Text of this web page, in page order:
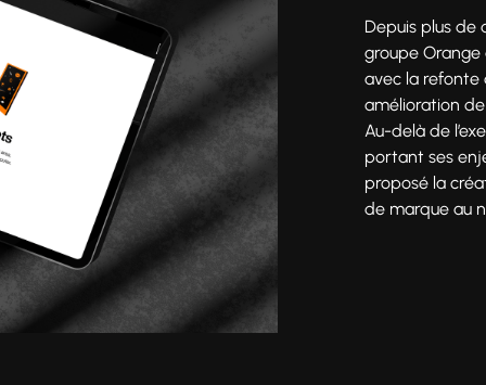
Production
Depuis plus de
groupe
avec la refonte
amélioration
Au-delà de
portant ses
proposé la
de marque au